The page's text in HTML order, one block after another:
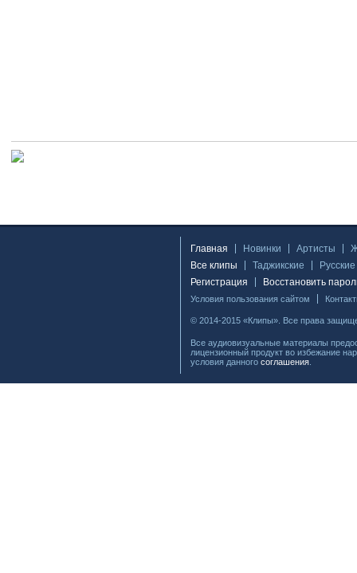
Главная Новинки Артисты
Все клипы
Таджикские
Русские
Регистрация
Восстановить
Условия пользования сайтом
© 2014-2015 «Клипы». Все права
Все аудиовизуальные материалы
лицензионный продукт во избежание
условия данного соглашения